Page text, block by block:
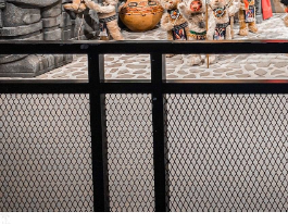
CẬP NHẬP TOUR TẾT NGUYÊN ĐÁN 2023
Mỗi độ Tết đến xuân về, gia đình xum
TOUR HÀN QUỐC TẾT NGUYÊN ĐÁN
TOUR HÀN QUỐC 5N4Đ BAY HÀNG